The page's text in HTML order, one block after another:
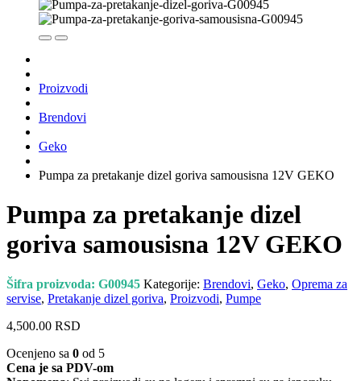
Proizvodi
Brendovi
Geko
Pumpa za pretakanje dizel goriva samousisna 12V GEKO
Pumpa za pretakanje dizel
goriva samousisna 12V GEKO
Šifra proizvoda: G00945 Kategorije: Brendovi, Geko, Oprema za
servise, Pretakanje dizel goriva, Proizvodi, Pumpe
4,500.00 RSD
Ocenjeno sa 0 od 5
Cena je sa PDV-om